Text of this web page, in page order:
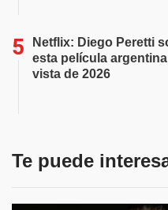
Netflix: Diego Peretti
esta película
vista de 2026
Te puede